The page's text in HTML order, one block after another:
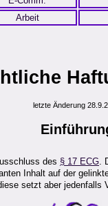
Arbeit
letzte Änderung
des § 17 ECG.
Inhalt auf der
setzt aber jedenfalls